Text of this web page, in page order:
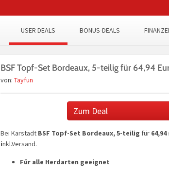
USER DEALS BONUS-DEALS
BSF Topf-Set Bordeaux, 5-teilig für 64,94
von: Tayfun
Zum Deal
Bei Karstadt BSF Topf-Set Bordeaux, 5-teilig für
inkl.Versand.
Für alle Herdarten geeignet